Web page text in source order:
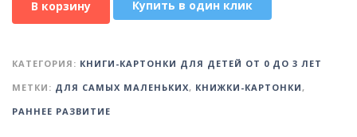
В корзину Купить в один клик
КАТЕГОРИЯ: КНИГИ-КАРТОНКИ ДЛЯ ДЕТЕЙ ОТ 0 ДО 3 ЛЕТ
МЕТКИ: ДЛЯ САМЫХ МАЛЕНЬКИХ, КНИЖКИ-КАРТОНКИ ,
РАННЕЕ РАЗВИТИЕ